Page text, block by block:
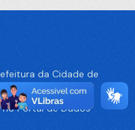
da Cidade de
Portal de Dados